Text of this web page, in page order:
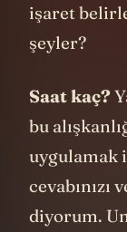
işaret
şeyler?
Saat kaç?
bu
uygulamak
cevabınızı
diyorum.